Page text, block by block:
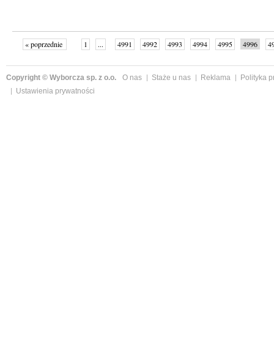
« poprzednie 1 ... 4991 4992 4993 4994 4995 4996
Copyright © Wyborcza sp. z o.o. O nas Staże u nas Reklama
Polityka
Ustawienia prywatności